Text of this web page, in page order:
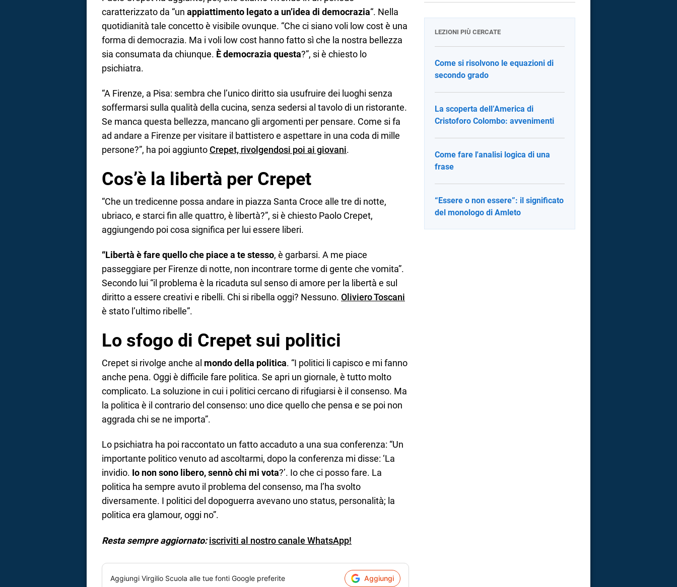
caratterizzato da “un appiattimento legato a un’idea di democrazia“. Nella
quotidianità tale concetto è visibile ovunque. “Che ci siano voli low cost è una
forma di democrazia. Ma i voli low cost hanno fatto sì che la nostra bellezza
sia consumata da chiunque. È democrazia questa?”, si è chiesto lo
psichiatra.
“A Firenze, a Pisa: sembra che l’unico diritto sia usufruire dei luoghi senza
soffermarsi sulla qualità della cucina, senza sedersi al tavolo di un ristorante.
Se manca questa bellezza, mancano gli argomenti per pensare. Come si fa
ad andare a Firenze per visitare il battistero e aspettare in una coda di mille
persone?”, ha poi aggiuntoCrepet, rivolgendosi poi ai giovani.
Cos’è la libertà per Crepet
“Che un tredicenne possa andare in piazza Santa Croce alle tre di notte,
ubriaco, e starci fin alle quattro, è libertà?”, si è chiesto Paolo Crepet,
aggiungendo poi cosa significa per lui essere liberi.
“Libertà è fare quello che piace a te stesso, è garbarsi. A me piace
passeggiare per Firenze di notte, non incontrare torme di gente che vomita”.
Secondo lui “il problema è la ricaduta sul senso di amore per la libertà e sul
diritto a essere creativi e ribelli. Chi si ribella oggi? Nessuno. Oliviero Toscani
è stato l’ultimo ribelle”.
Lo sfogo di Crepet sui politici
Crepet si rivolge anche al mondo della politica. “I politici li capisco e mi fanno
anche pena. Oggi è difficile fare politica. Se apri un giornale, è tutto molto
complicato. La soluzione in cui i politici cercano di rifugiarsi è il consenso. Ma
la politica è il contrario del consenso: uno dice quello che pensa e se poi non
aggrada chi se ne importa”.
Lo psichiatra ha poi raccontato un fatto accaduto a una sua conferenza: “Un
importante politico venuto ad ascoltarmi, dopo la conferenza mi disse: ‘La
invidio. Io non sono libero, sennò chi mi vota?’. Io che ci posso fare. La
politica ha sempre avuto il problema del consenso, ma l’ha svolto
diversamente. I politici del dopoguerra avevano uno status, personalità; la
politica era glamour, oggi no”.
Resta sempre aggiornato: iscriviti al nostro canale WhatsApp!
Aggiungi Virgilio Scuola alle tue fonti Google preferite Aggiungi
LEZIONI PIÙ CERCATE
Come si risolvono le equazioni di
secondo grado
La scoperta dell’America di
Cristoforo Colombo: avvenimenti
Come fare l'analisi logica di una
frase
“Essere o non essere”: il significato
del monologo di Amleto